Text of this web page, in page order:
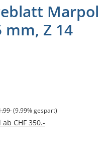
Marpol
mm, Z 14
(9.99% gespart)
CHF 350.-